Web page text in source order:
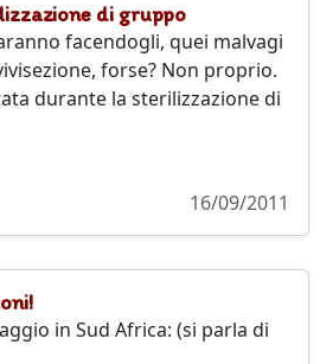
di gruppo
facendogli, quei malvagi
forse? Non proprio.
durante la sterilizzazione di
16/09/2011
in Sud Africa: (si parla di